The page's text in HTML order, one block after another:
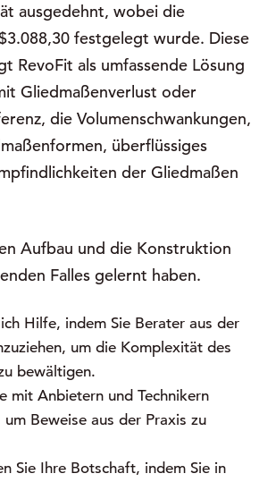
ausgedehnt, wobei die
festgelegt wurde. Diese
RevoFit als umfassende Lösung
Gliedmaßenverlust oder
die Volumenschwankungen,
überflüssiges
der Gliedmaßen
Aufbau und die Konstruktion
Falles gelernt haben.
Hilfe, indem Sie Berater aus der
um die Komplexität des
bewältigen.
mit Anbietern und Technikern
um Beweise aus der Praxis zu
Sie Ihre Botschaft, indem Sie in